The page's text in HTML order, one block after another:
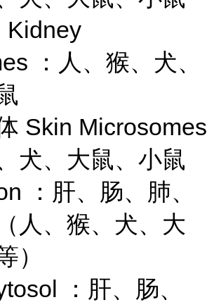
：人、猴、犬、
Skin Microsomes
犬、大鼠、小鼠
：肝、肠、肺、
人、猴、犬、大
）
：肝、肠、